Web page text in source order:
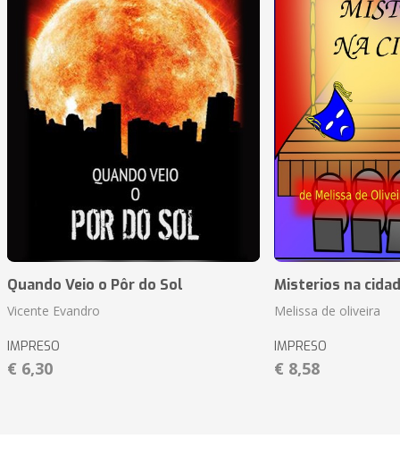
Quando Veio o Pôr do Sol
Vicente Evandro
IMPRESO
€ 6,30
Misterios na
Melissa de oliveira
IMPRESO
€ 8,58